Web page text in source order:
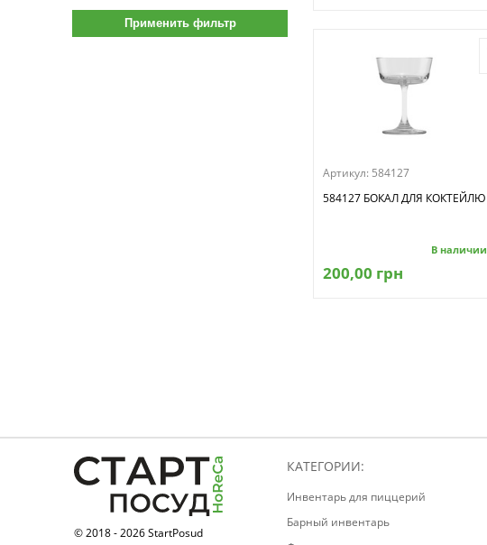
75
89
90
90,0
91
93,7
475
500
Артикул: 584127
584127 БОКАЛ ДЛЯ КОКТЕЙЛЮ
В наличии
200,00 грн
© 2018 - 2026 StartPosud
КАТЕГОРИИ:
Инвентарь для пиццерий
Барный инвентарь